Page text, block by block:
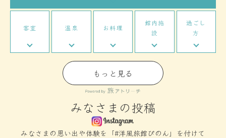
客室 温泉 お料理
館内施
設
過ごし
方
もっと見る
みなさまの投稿
みなさまの思い出や体験を「#洋風旅館ぴのん」を付けて